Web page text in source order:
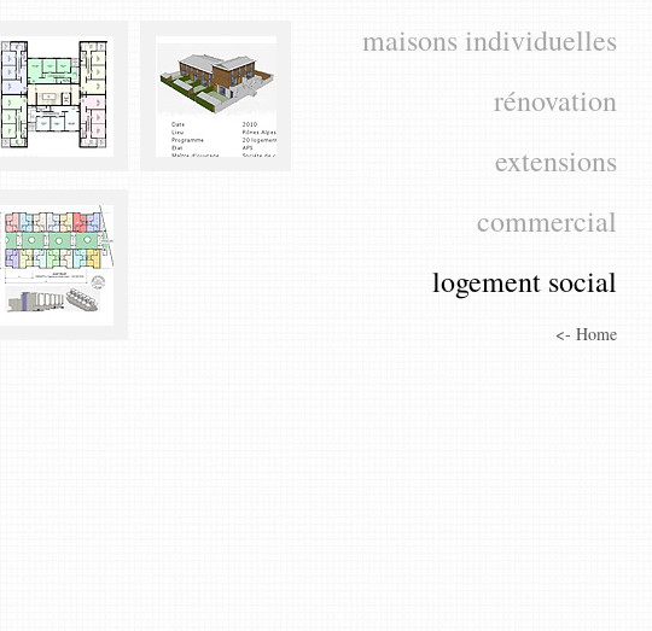
maisons individuelles
rénovation
extensions
commercial
logement social
<- Home